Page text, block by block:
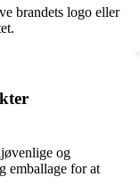
brandets logo eller
og
emballage for at